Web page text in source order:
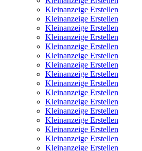
Kleinanzeige Erstellen
Kleinanzeige Erstellen
Kleinanzeige Erstellen
Kleinanzeige Erstellen
Kleinanzeige Erstellen
Kleinanzeige Erstellen
Kleinanzeige Erstellen
Kleinanzeige Erstellen
Kleinanzeige Erstellen
Kleinanzeige Erstellen
Kleinanzeige Erstellen
Kleinanzeige Erstellen
Kleinanzeige Erstellen
Kleinanzeige Erstellen
Kleinanzeige Erstellen
Kleinanzeige Erstellen